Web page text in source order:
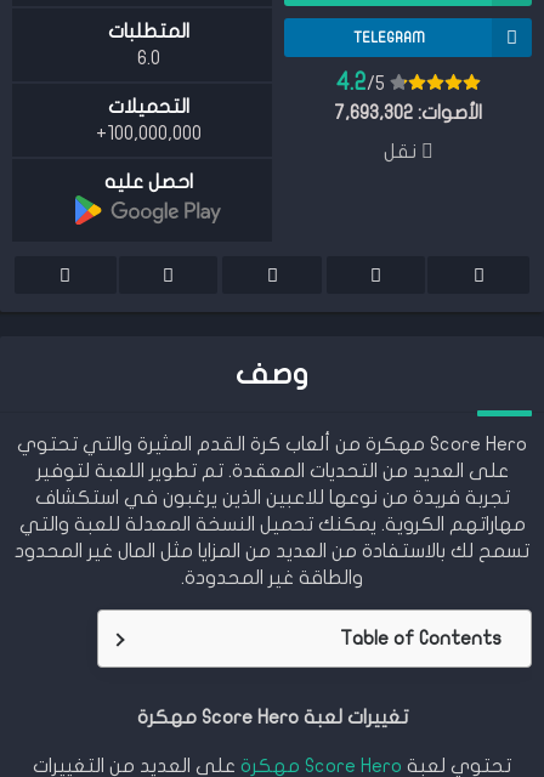
TELEGRAM
4.2/5
الأصوات: 7,693,302
نقل
المتطلبات
6.0
التحميلات
100,000,000+
احصل عليه
وصف
Score Hero مهكرة من ألعاب كرة القدم المثيرة والتي تحتوي
على العديد من التحديات المعقدة. تم تطوير اللعبة لتوفير
تجربة فريدة من نوعها للاعبين الذين يرغبون في استكشاف
مهاراتهم الكروية. يمكنك تحميل النسخة المعدلة للعبة والتي
تسمح لك بالاستفادة من العديد من المزايا مثل المال غير المحدود
والطاقة غير المحدودة.
Table of Contents
تغييرات لعبة Score Hero مهكرة
تحتوي لعبة Score Hero مهكرة
على العديد من التغييرات